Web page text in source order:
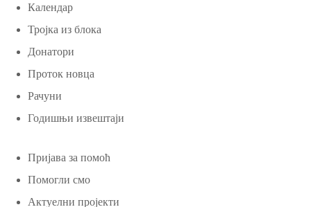
Календар
Тројка из блока
Донатори
Проток новца
Рачуни
Годишњи извештаји
Пријава за помоћ
Помогли смо
Актуелни пројекти